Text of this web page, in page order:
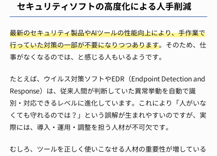
セキュリティソフトの高度化による人手削減
最新のセキュリティ製品やAIツールの性能向上により、手作業で
行っていた対策の一部が不要になりつつあります。そのため、仕
事がなくなるのでは、と感じる人もいるようです。
たとえば、ウイルス対策ソフトやEDR（Endpoint Detection and
Response）は、従来人間が判断していた異常挙動を自動で識
別・対応できるレベルに進化しています。これにより「人がいな
くても守れるのでは？」という誤解が生まれやすいのですが、実
際には、導入・運用・調整を担う人材が不可欠です。
むしろ、ツールを正しく使いこなせる人材の重要性が増している